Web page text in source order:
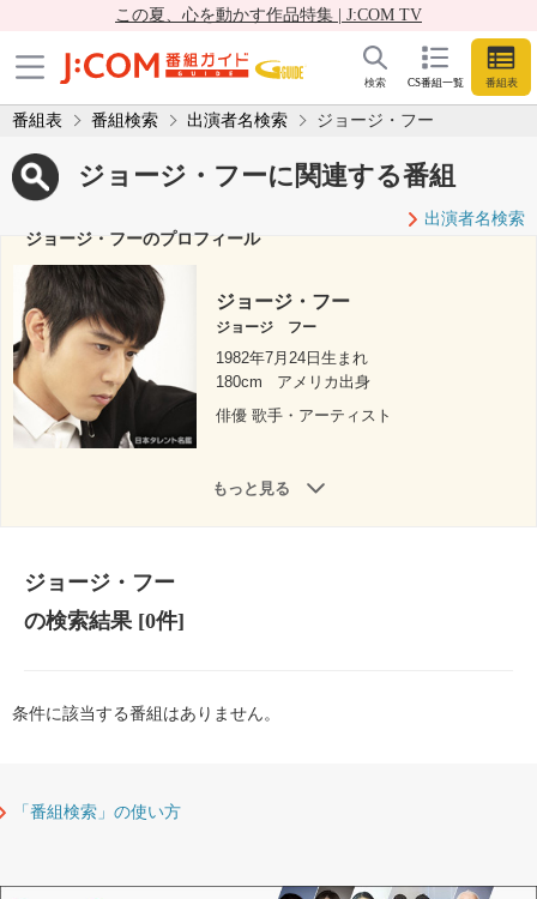
この夏、心を動かす作品特集 | J:COM TV
CS番組一覧 番組表
検索
番組表 番組検索 出演者名検索 ジョージ・フー
ジョージ・フーに関連する番組
出演者名検索
ジョージ・フーのプロフィール
ジョージ・フー
ジョージ フー
1982年7月24日生まれ
180cm
アメリカ出身
俳優 歌手・アーティスト
もっと見る
ジョージ・フー
の検索結果[0件]
条件に該当する番組はありません。
「番組検索」の使い方